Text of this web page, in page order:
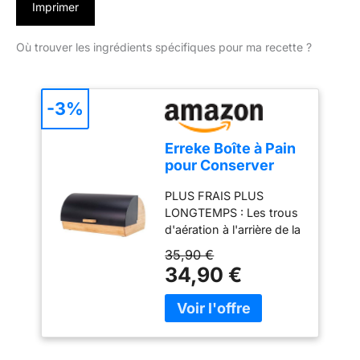
Imprimer
Où trouver les ingrédients spécifiques pour ma recette ?
Erreke Boîte à Pain
pour Conserver
Viennoiseries, Noir,
Résistant
PLUS FRAIS PLUS
LONGTEMPS : Les trous
d'aération à l'arrière de la
circuler juste l'air
nécessaire pour réduire
l'humidité et garder le
pain frais le plus
35,90 €
34,90 €
-3%